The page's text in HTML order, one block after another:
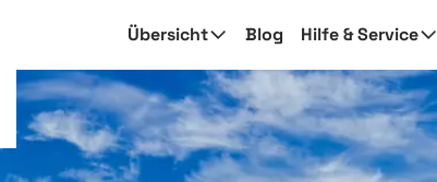
Übersicht Blog Hilfe & Service